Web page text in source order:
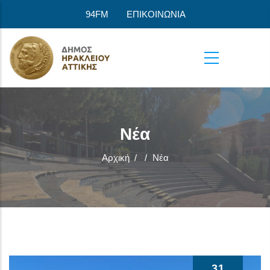
94FM ΕΠΙΚΟΙΝΩΝΙΑ
Νέα
Αρχική / / Νέα